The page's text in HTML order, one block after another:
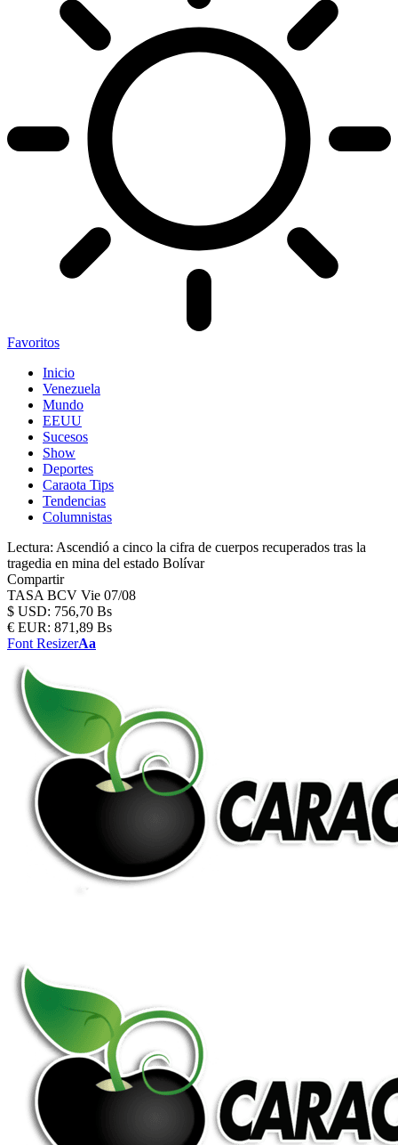
Favoritos
Inicio
Venezuela
Mundo
EEUU
Sucesos
Show
Deportes
Caraota Tips
Tendencias
Columnistas
Lectura: Ascendió a cinco la cifra de cuerpos recuperados tras la
tragedia en mina del estado Bolívar
Compartir
TASA BCV Vie 07/08
$ USD: 756,70 Bs
€ EUR: 871,89 Bs
Font ResizerAa